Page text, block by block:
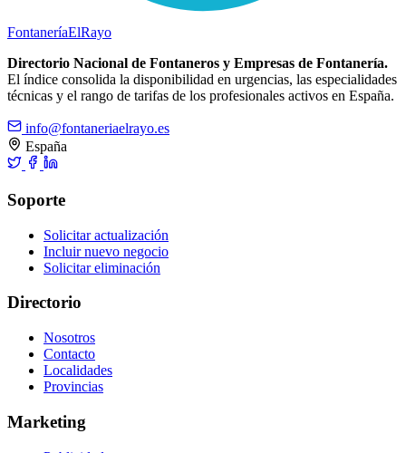
FontaneríaElRayo
Directorio Nacional de Fontaneros y Empresas de Fontanería.
El índice consolida la disponibilidad en urgencias, las especialidades
técnicas y el rango de tarifas de los profesionales activos en España.
info@fontaneriaelrayo.es
España
Soporte
Solicitar actualización
Incluir nuevo negocio
Solicitar eliminación
Directorio
Nosotros
Contacto
Localidades
Provincias
Marketing